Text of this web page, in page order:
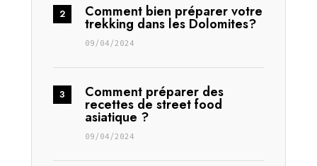
Comment bien préparer votre
trekking dans les Dolomites?
09/04/2024
Comment préparer des
recettes de street food
asiatique ?
09/04/2024